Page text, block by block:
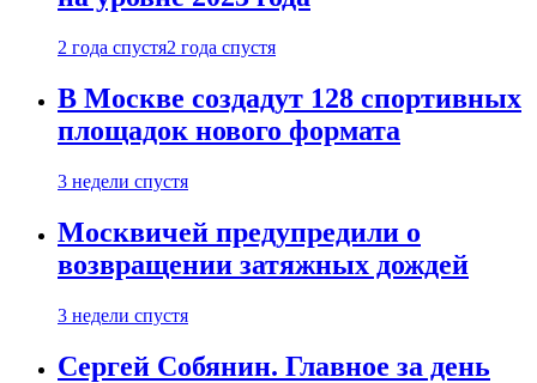
2 года спустя2 года спустя
В Москве создадут 128 спортивных
площадок нового формата
3 недели спустя
Москвичей предупредили о
возвращении затяжных дождей
3 недели спустя
Сергей Собянин. Главное за день